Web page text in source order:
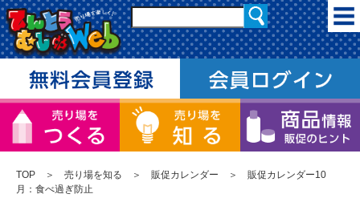
TOP ＞ 売り場を知る ＞ 販促カレンダー ＞ 販促カレンダー10
月：食べ過ぎ防止